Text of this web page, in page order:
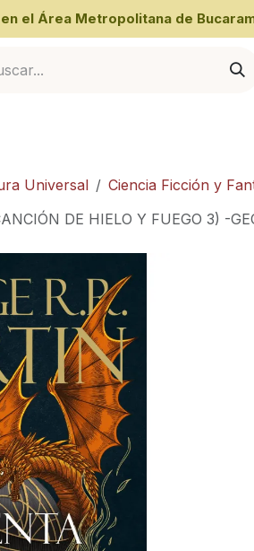
en el Área Metropolitana de
Universal
Ciencia Ficción y
DE HIELO Y FUEGO 3) -